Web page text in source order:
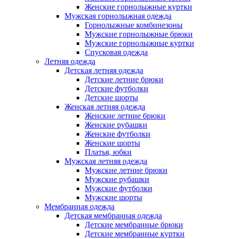
Женские горнолыжные куртки
Мужская горнолыжная одежда
Горнолыжные комбинезоны
Мужские горнолыжные брюки
Мужские горнолыжные куртки
Спусковая одежда
Летняя одежда
Детская летняя одежда
Детские летние брюки
Детские футболки
Детские шорты
Женская летняя одежда
Женские летние брюки
Женские рубашки
Женские футболки
Женские шорты
Платья, юбки
Мужская летняя одежда
Мужские летние брюки
Мужские рубашки
Мужские футболки
Мужские шорты
Мембранная одежда
Детская мембранная одежда
Детские мембранные брюки
Детские мембранные куртки